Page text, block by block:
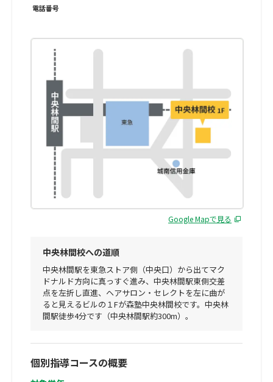
電話番号
個別指導コースの概要
Google Mapで見る
中央林間校への道順
中央林間駅を東急ストア側（中央口）から出てマク
ドナルド方向に真っすぐ進み、中央林間駅東側交差
点を左折し直進、ヘアサロン・セレクトを左に曲が
ると見えるビルの１Fが森塾中央林間校です。中央林
間駅徒歩4分です（中央林間駅約300m）。